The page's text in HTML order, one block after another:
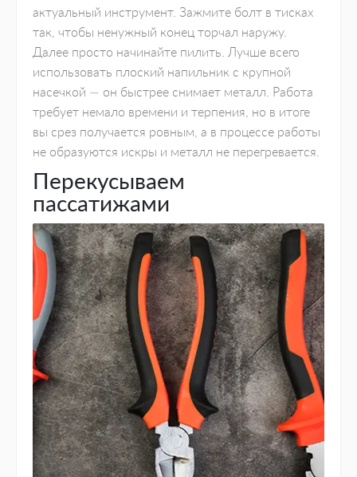
актуальный инструмент. Зажмите болт в тисках
так, чтобы ненужный конец торчал наружу.
Далее просто начинайте пилить. Лучше всего
использовать плоский напильник с крупной
насечкой — он быстрее снимает металл. Работа
требует немало времени и терпения, но в итоге
вы срез получается ровным, а в процессе работы
не образуются искры и металл не перегревается.
Перекусываем
пассатижами